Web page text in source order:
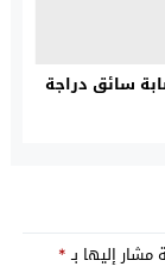
سائق دراجة
مشار إليها بـ*